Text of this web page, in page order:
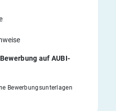
auf AUBI-
Bewerbungsunterlagen